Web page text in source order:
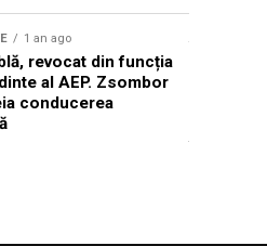
1 an ago
revocat din funcția
al AEP. Zsombor
conducerea